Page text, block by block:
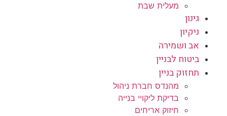
מעלית שבת
גינון
ניקיון
אב ושמירה
ביטוח לבניין
תחזוק בניין
מהנדס חברת ניהול
בדיקת ליקויי בנייה
חיזוק אריחים